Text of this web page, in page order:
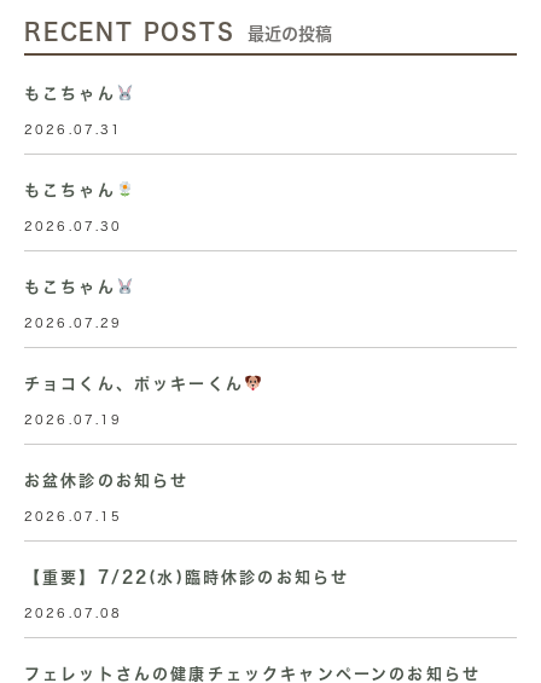
RECENT POSTS 最近の投稿
もこちゃん
2026.07.31
もこちゃん
2026.07.30
もこちゃん
2026.07.29
チョコくん、ポッキーくん
2026.07.19
お盆休診のお知らせ
2026.07.15
【重要】7/22(水)臨時休診のお知らせ
2026.07.08
フェレットさんの健康チェックキャンペーンのお知らせ